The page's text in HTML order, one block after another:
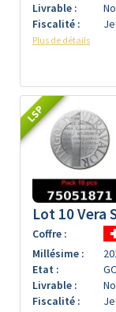
Livrable :
Fiscalité :
Plus de détails
LSP
Lot 10 Vera
Coffre :
Millésime :
Etat :
Livrable :
Fiscalité :